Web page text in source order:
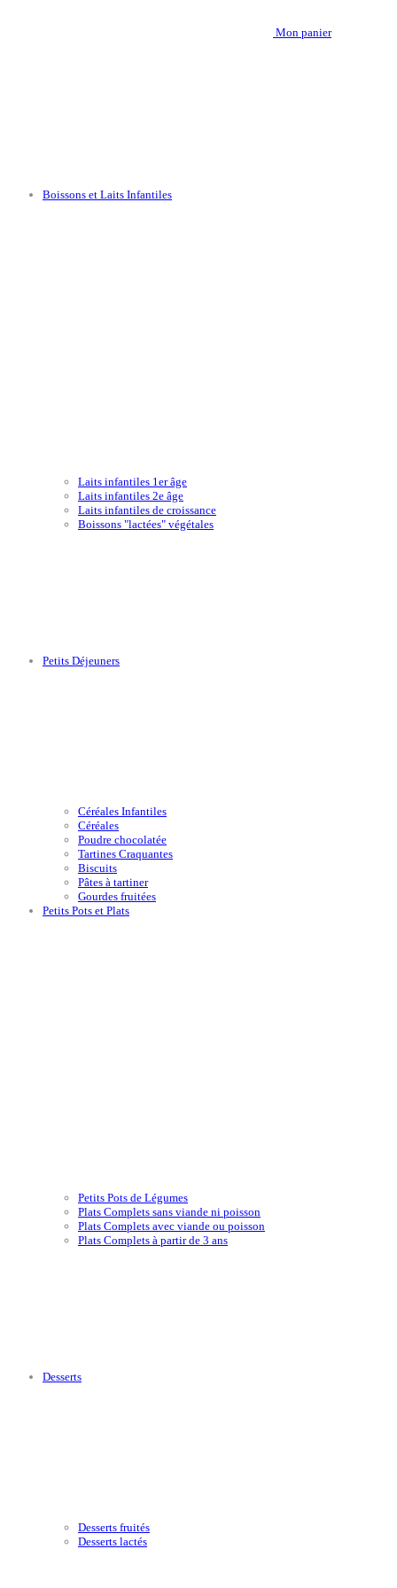
Mon panier
Boissons et Laits Infantiles
Laits infantiles 1er âge
Laits infantiles 2e âge
Laits infantiles de croissance
Boissons "lactées" végétales
Petits Déjeuners
Céréales Infantiles
Céréales
Poudre chocolatée
Tartines Craquantes
Biscuits
Pâtes à tartiner
Gourdes fruitées
Petits Pots et Plats
Petits Pots de Légumes
Plats Complets sans viande ni poisson
Plats Complets avec viande ou poisson
Plats Complets à partir de 3 ans
Desserts
Desserts fruités
Desserts lactés